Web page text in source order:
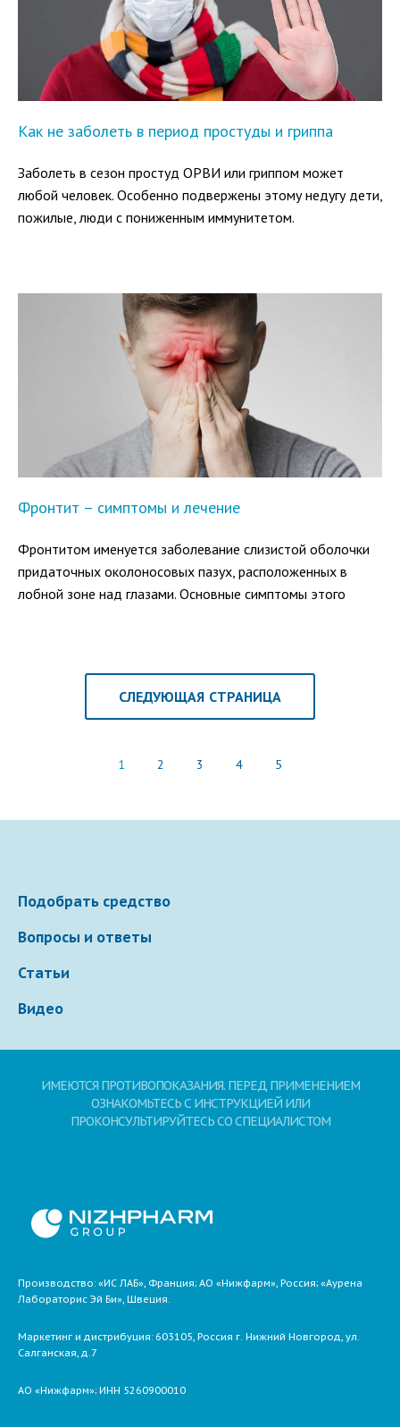
Как не заболеть в период простуды и гриппа
Заболеть в сезон простуд ОРВИ или гриппом может
любой человек. Особенно подвержены этому недугу дети,
пожилые, люди с пониженным иммунитетом.
Фронтит – симптомы и лечение
Фронтитом именуется заболевание слизистой оболочки
придаточных околоносовых пазух, расположенных в
лобной зоне над глазами. Основные симптомы этого
СЛЕДУЮЩАЯ СТРАНИЦА
1 2 3 4 5
Подобрать средство
Вопросы и ответы
Статьи
Видео
ИМЕЮТСЯ ПРОТИВОПОКАЗАНИЯ. ПЕРЕД ПРИМЕНЕНИЕМ
ОЗНАКОМЬТЕСЬ С ИНСТРУКЦИЕЙ ИЛИ
ПРОКОНСУЛЬТИРУЙТЕСЬ СО СПЕЦИАЛИСТОМ
Производство: «ИС ЛАБ», Франция; АО «Нижфарм», Россия; «Аурена
Лабораторис Эй Би», Швеция.
Маркетинг и дистрибуция: 603105, Россия г. Нижний Новгород, ул.
Салганская, д.7
АО «Нижфарм»; ИНН 5260900010